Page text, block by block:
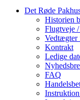
Det Røde
Historien
Flugtveje
Vedtægter
Kontrakt
Ledige
FAQ